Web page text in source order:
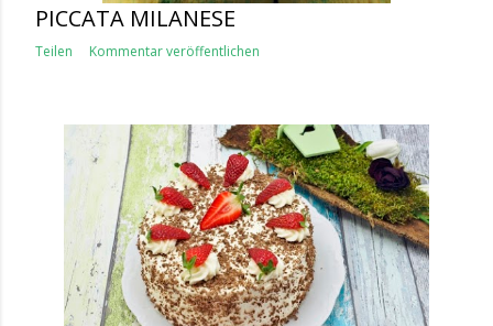
PICCATA MILANESE
Teilen Kommentar veröffentlichen